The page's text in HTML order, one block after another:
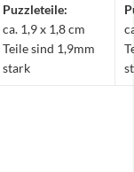
Puzzleteile:
ca. 1,9 x 1,8 cm
Teile sind 1,9mm
stark